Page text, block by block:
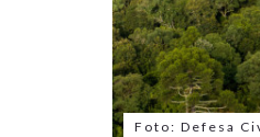
Foto: Defesa